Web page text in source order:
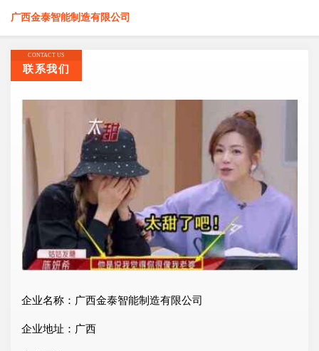
广西金泰智能制造有限公司
CONTACT US
联系我们
企业名称：广西金泰智能制造有限公司
企业地址：广西